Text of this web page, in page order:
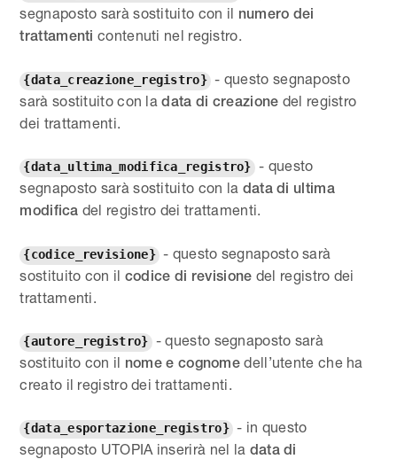
segnaposto sarà sostituito con il numero dei
trattamenticontenuti nel registro.
{data_creazione_registro} - questo segnaposto
sarà sostituito con ladata di creazione del registro
dei trattamenti.
{data_ultima_modifica_registro} - questo
segnaposto sarà sostituito con la data di ultima
modifica del registro dei trattamenti.
{codice_revisione} - questo segnaposto sarà
sostituito con il codice di revisione del registro dei
trattamenti.
{autore_registro} - questo segnaposto sarà
sostituito con il nome e cognome dell’utente che ha
creato il registro dei trattamenti.
{data_esportazione_registro} - in questo
segnaposto UTOPIA inserirà nel la data di